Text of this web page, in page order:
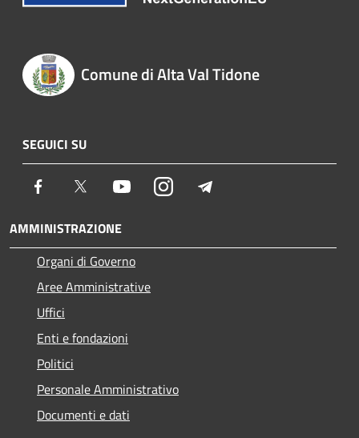
Comune di Alta Val Tidone
SEGUICI SU
Facebook Twitter YoutubeInstagram
AMMINISTRAZIONE
Organi di Governo
Aree Amministrative
Uffici
Enti e fondazioni
Politici
Personale Amministrativo
Documenti e dati